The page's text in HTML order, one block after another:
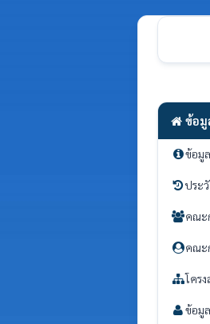
ข้อ
ข้อมู
ประ
คณะ
คณะ
โคร
ข้อมู